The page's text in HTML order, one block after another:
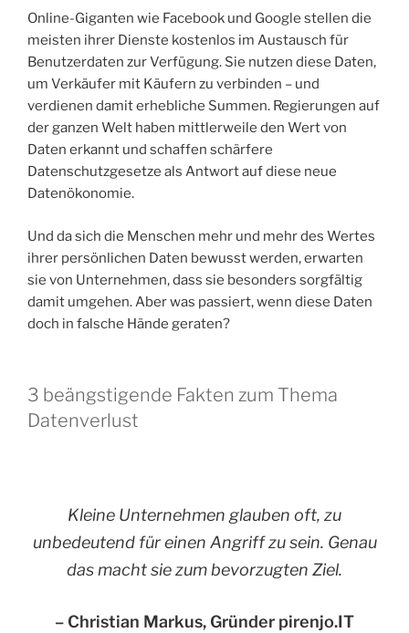
Online-Giganten wie Facebook und Google stellen die
meisten ihrer Dienste kostenlos im Austausch für
Benutzerdaten zur Verfügung. Sie nutzen diese Daten,
um Verkäufer mit Käufern zu verbinden – und
verdienen damit erhebliche Summen. Regierungen auf
der ganzen Welt haben mittlerweile den Wert von
Daten erkannt und schaffen schärfere
Datenschutzgesetze als Antwort auf diese neue
Datenökonomie.
Und da sich die Menschen mehr und mehr des Wertes
ihrer persönlichen Daten bewusst werden, erwarten
sie von Unternehmen, dass sie besonders sorgfältig
damit umgehen. Aber was passiert, wenn diese Daten
doch in falsche Hände geraten?
3 beängstigende Fakten zum Thema
Datenverlust
Kleine Unternehmen glauben oft, zu
unbedeutend für einen Angriff zu sein. Genau
das macht sie zum bevorzugten Ziel.
– Christian Markus, Gründer pirenjo.IT